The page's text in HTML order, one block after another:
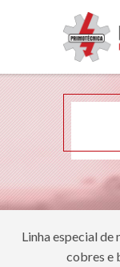
Linha especial de
cobres e